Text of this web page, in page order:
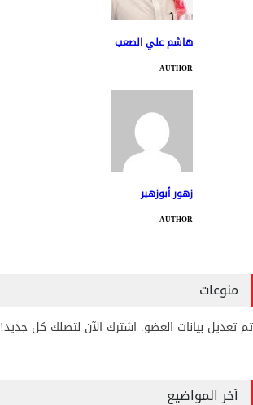
هاشم علي الصعب
AUTHOR
زهور أبوزهير
AUTHOR
منوعات
تم تعديل بيانات العضو. اشترك الآن لتصلك كل جديد!
آخر المواضيع